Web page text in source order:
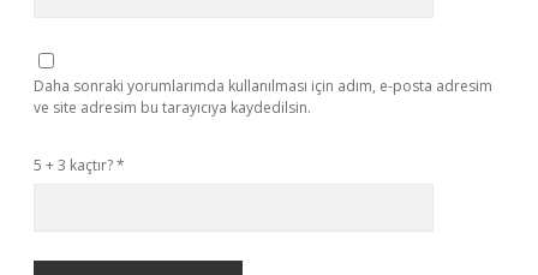
Daha sonraki yorumlarımda kullanılması için adım, e-posta adresim
ve site adresim bu tarayıcıya kaydedilsin.
5 + 3 kaçtır?*